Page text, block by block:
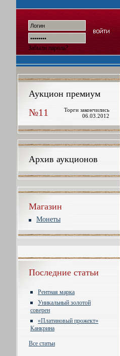
Забыли пароль?
Аукцион премиум
№11
Торги закончились
06.03.2012
Архив аукционов
Магазин
Монеты
Последние статьи
Рентная марка
Уникальный золотой
соверен
«Платиновый прожект»
Канкрина
Все статьи